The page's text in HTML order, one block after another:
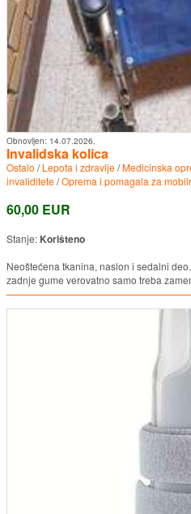
Obnovljen: 14.07.2026.
Invalidska kolica
Ostalo /Lepota i zdravlje/Medicinska
invaliditete/Oprema i pomagala za
60,00 EUR
Stanje: Korišteno
Neoštećena tkanina, naslon i sedalni
zadnje gume verovatno samo treba